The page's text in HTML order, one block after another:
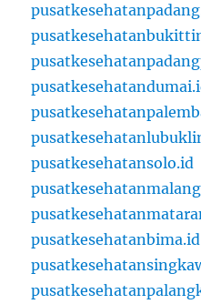
pusatkesehatansolo.id
pusatkesehatanbima.id